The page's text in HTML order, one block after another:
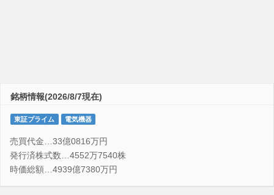
銘柄情報(2026/8/7現在)
東証プライム 電気機器
売買代金…33億0816万円
発行済株式数…4552万7540株
時価総額…4939億7380万円